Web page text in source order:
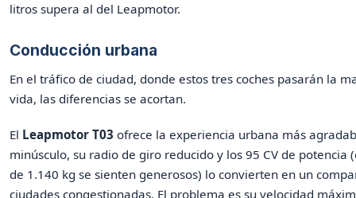
litros supera al del Leapmotor.
Conducción urbana
En el tráfico de ciudad, donde estos tres coches pasarán la
vida, las diferencias se acortan.
El Leapmotor T03 ofrece la experiencia urbana más
minúsculo, su radio de giro reducido y los 95 CV de potencia
de 1.140 kg se sienten generosos) lo convierten en un
ciudades congestionadas. El problema es su velocidad